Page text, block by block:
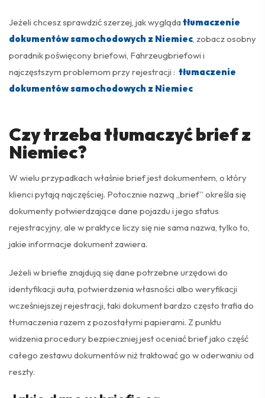
Jeżeli chcesz sprawdzić szerzej, jak wyglądatłumaczenie
dokumentów samochodowych z Niemiec, zobacz osobny
poradnik poświęcony briefowi, Fahrzeugbriefowi i
najczęstszym problemom przy rejestracji : tłumaczenie
dokumentów samochodowych z Niemiec
Czy trzeba tłumaczyć brief z
Niemiec?
W wielu przypadkach właśnie brief jest dokumentem, o który
klienci pytają najczęściej. Potocznie nazwą „brief” określa się
dokumenty potwierdzające dane pojazdu i jego status
rejestracyjny, ale w praktyce liczy się nie sama nazwa, tylko to,
jakie informacje dokument zawiera.
Jeżeli w briefie znajdują się dane potrzebne urzędowi do
identyfikacji auta, potwierdzenia własności albo weryfikacji
wcześniejszej rejestracji, taki dokument bardzo często trafia do
tłumaczenia razem z pozostałymi papierami. Z punktu
widzenia procedury bezpieczniej jest oceniać brief jako część
całego zestawu dokumentów niż traktować go w oderwaniu od
reszty.